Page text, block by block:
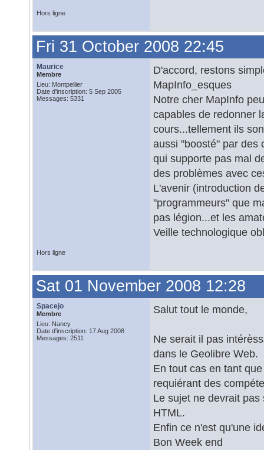
Hors ligne
Fri 31 October 2008 22:45
Maurice
Membre
Lieu: Montpellier
Date d'inscription: 5 Sep 2005
Messages: 5331
D'accord, restons
MapInfo_esques
Notre cher MapInfo
capables de redonner
cours...tellement ils
aussi "boosté" par des
qui supporte pas mal
des problèmes avec
L'avenir (introduction
"programmeurs" que
pas légion...et les
Veille technologique
Hors ligne
Sat 01 November 2008 12:28
Spacejo
Membre
Lieu: Nancy
Date d'inscription: 17 Aug 2008
Messages: 2511
Salut tout le monde,
Ne serait il pas
dans le Geolibre Web.
En tout cas en tant
requiérant des
Le sujet ne devrait
HTML.
Enfin ce n'est qu'une
Bon Week end